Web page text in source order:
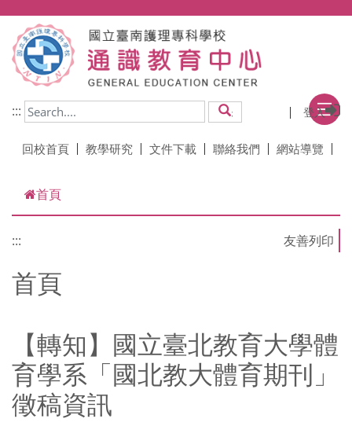
::: 搜尋 登入
回校首頁 教學研究 文件下載 聯絡我們 網站導覽
首頁
:::
首頁
【轉知】國立臺北教育大學體
育學系「國北教大體育期刊」
徵稿資訊